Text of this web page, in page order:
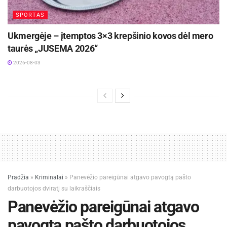
SPORTAS
Ukmergėje – įtemptos 3×3 krepšinio kovos dėl mero
taurės „JUSEMA 2026“
2026-08-03
Pradžia » Kriminalai » Panevėžio pareigūnai atgavo pavogtą pašto
darbuotojos dviratį su laikraščiais
Panevėžio pareigūnai atgavo